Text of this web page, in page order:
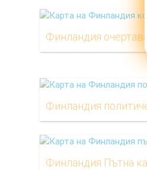
Финландия
Финландия
Финландия Пътна